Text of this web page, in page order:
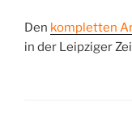
Den kompletten
in der Leipziger